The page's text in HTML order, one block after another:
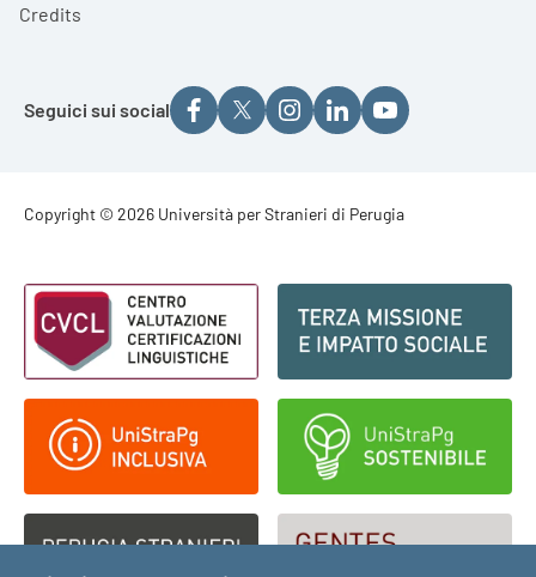
Credits
Seguici sui social
Footer - Copyright
Copyright © 2026 Università per Stranieri di Perugia
Footer - Loghi